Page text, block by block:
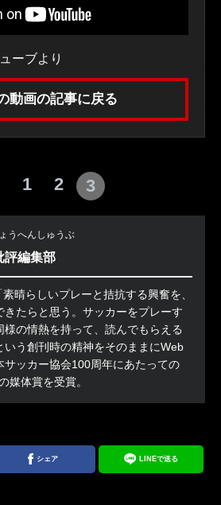
ーブより
動画の記事に戻る
1 2 3
うへんしゅうぶ
評編集部
晴らしいプレーと拮抗する興奮を、
たらと思う。サッカーをプレーす
様の情熱を持って、読んでもらえる
いう創刊時の精神をそのままにWeb
サッカー協会100周年にあたっての
媒体賞を受賞。
シェア LINEで送る